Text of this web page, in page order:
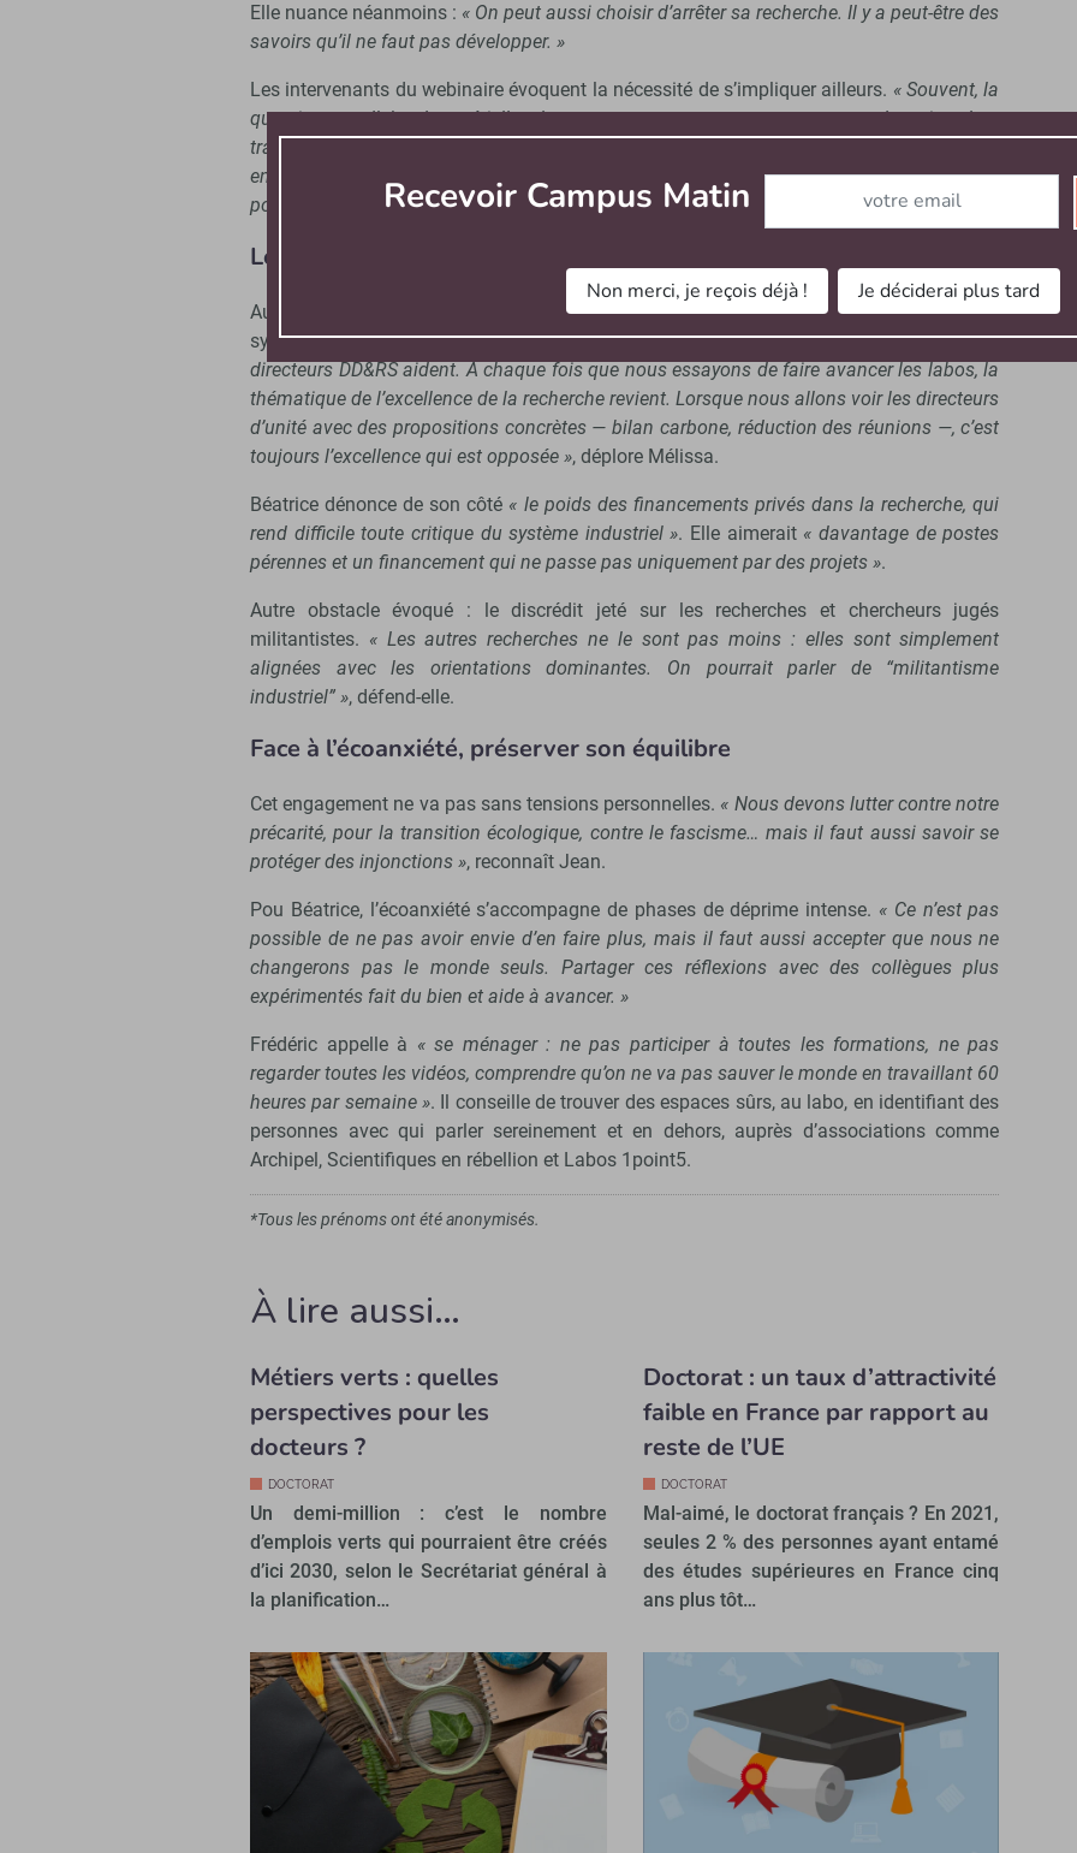
Elle nuance néanmoins : « On peut aussi choisir d’arrêter sa recherche. Il y a peut-être des
savoirs qu’il ne faut pas développer. »
Les intervenants du webinaire évoquent la nécessité de s’impliquer ailleurs. « Souvent, la
question est d’abord matérielle : les gens ne peuvent pas se permettre de quitter leur
travail, or beaucoup de métiers ne vont pas dans le sens des objectifs
environnementaux. Lire des PDF huit heures par jour ne changera pas les choses. C’est
pour cela qu’il faut s’engager dans des syndicats, des associations »
, estime Jean.
Les blocages et freins à surmonter
Au-delà des parcours individuels, les échanges ont aussi mis en lumière les blocages
systémiques.« Un frein important : la grande lenteur à agir, même si les schémas
directeurs DD&RS aident. À chaque fois que nous essayons de faire avancer les labos, la
thématique de l’excellence de la recherche revient. Lorsque nous allons voir les directeurs
d’unité avec des propositions concrètes — bilan carbone, réduction des réunions —, c’est
toujours l’excellence qui est opposée », déplore Mélissa.
Béatrice dénonce de son côté « le poids des financements privés dans la recherche, qui
rend difficile toute critique du système industriel ». Elle aimerait « davantage de postes
pérennes et un financement qui ne passe pas uniquement par des projets ».
Autre obstacle évoqué : le discrédit jeté sur les recherches et chercheurs jugés
militantistes. « Les autres recherches ne le sont pas moins : elles sont simplement
alignées avec les orientations dominantes. On pourrait parler de “militantisme
industriel” », défend-elle.
Face à l’écoanxiété, préserver son équilibre
Cet engagement ne va pas sans tensions personnelles. « Nous devons lutter contre notre
précarité, pour la transition écologique, contre le fascisme… mais il faut aussi savoir se
protéger des injonctions », reconnaît Jean.
Pou Béatrice, l’écoanxiété s’accompagne de phases de déprime intense. « Ce n’est pas
possible de ne pas avoir envie d’en faire plus, mais il faut aussi accepter que nous ne
changerons pas le monde seuls. Partager ces réflexions avec des collègues plus
expérimentés fait du bien et aide à avancer. »
Frédéric appelle à « se ménager : ne pas participer à toutes les formations, ne pas
regarder toutes les vidéos, comprendre qu’on ne va pas sauver le monde en travaillant 60
heures par semaine ». Il conseille de trouver des espaces sûrs, au labo, en identifiant des
personnes avec qui parler sereinement et en dehors, auprès d’associations comme
Archipel, Scientifiques en rébellion et Labos 1point5.
*Tous les prénoms ont été anonymisés.
À lire aussi…
Métiers verts : quelles
perspectives pour les
docteurs ?
DOCTORAT
Un demi-million : c’est le nombre
d’emplois verts qui pourraient être créés
d’ici 2030, selon le Secrétariat général à
la planification…
Doctorat : un taux d’attractivité
faible en France par rapport au
reste de l’UE
DOCTORAT
Mal-aimé, le doctorat français ? En 2021,
seules 2 % des personnes ayant entamé
des études supérieures en France cinq
ans plus tôt…
Recevoir Campus Matin Abonnez-vous à notre
Non merci, je reçois déjà ! Je déciderai plus tard